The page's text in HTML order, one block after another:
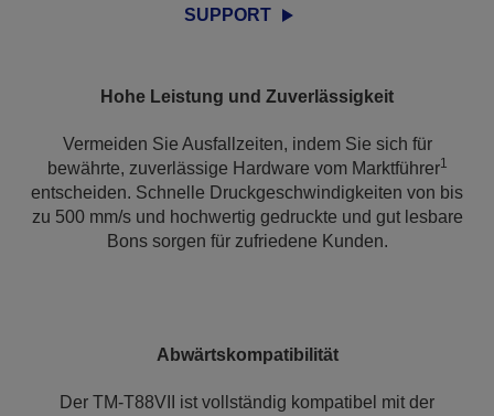
SUPPORT
Hohe Leistung und Zuverlässigkeit
Vermeiden Sie Ausfallzeiten, indem Sie sich für
bewährte, zuverlässige Hardware vom Marktführer1
entscheiden. Schnelle Druckgeschwindigkeiten von bis
zu 500 mm/s und hochwertig gedruckte und gut lesbare
Bons sorgen für zufriedene Kunden.
Abwärtskompatibilität
Der TM-T88VII ist vollständig kompatibel mit der